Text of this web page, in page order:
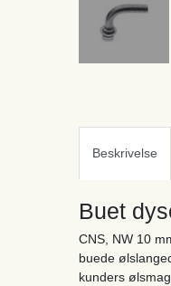
Beskrivelse
Buet
CNS, NW 10
buede
kunders